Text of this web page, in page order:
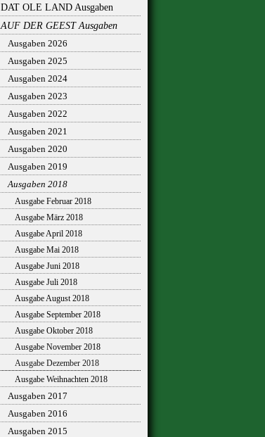
DAT OLE LAND Ausgaben
AUF DER GEEST Ausgaben
Ausgaben 2026
Ausgaben 2025
Ausgaben 2024
Ausgaben 2023
Ausgaben 2022
Ausgaben 2021
Ausgaben 2020
Ausgaben 2019
Ausgaben 2018
Ausgabe Februar 2018
Ausgabe März 2018
Ausgabe April 2018
Ausgabe Mai 2018
Ausgabe Juni 2018
Ausgabe Juli 2018
Ausgabe August 2018
Ausgabe September 2018
Ausgabe Oktober 2018
Ausgabe November 2018
Ausgabe Dezember 2018
Ausgabe Weihnachten 2018
Ausgaben 2017
Ausgaben 2016
Ausgaben 2015